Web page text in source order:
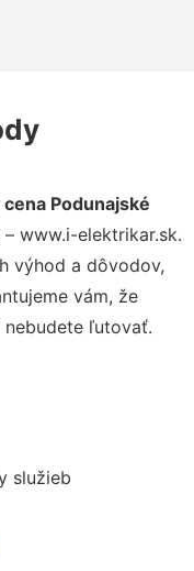
Podunajské
www.i-elektrikar.sk.
výhod a dôvodov,
vám, že
nebudete ľutovať.
služieb